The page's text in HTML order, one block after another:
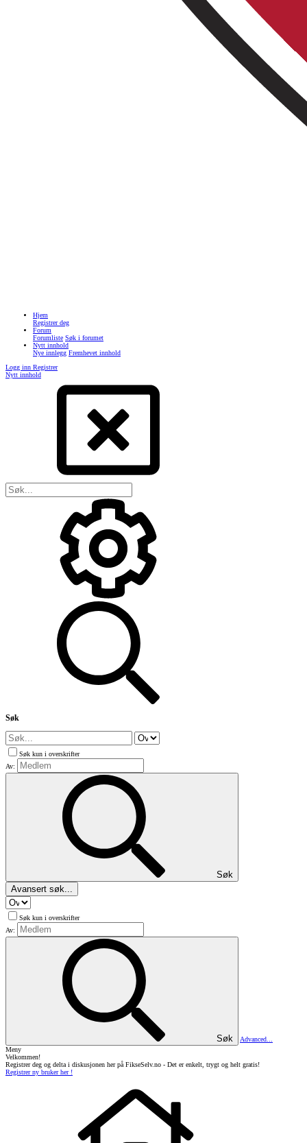
Hjem
Registrer deg
Forum
Forumliste Søk i forumet
Nytt innhold
Nye innlegg Fremhevet innhold
Logg inn Registrer
Nytt innhold
Søk
Søk kun i overskrifter
Av:
Søk
Avansert søk...
Søk kun i overskrifter
Av:
Søk
Advanced...
Meny
Velkommen!
Registrer deg og delta i diskusjonen her på FikseSelv.no - Det er enkelt, trygt og helt gratis!
Registrer ny bruker her !